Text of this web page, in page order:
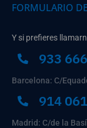
FORMULARIO
Y si prefieres
933
Barcelona: C/
914
Madrid: C/de la